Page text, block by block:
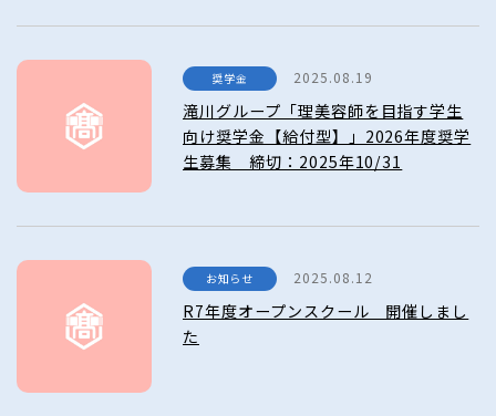
奨学金 2025.08.19
滝川グループ「理美容師を目指す学生
向け奨学金【給付型】」2026年度奨学
生募集 締切：2025年10/31
お知らせ 2025.08.12
R7年度オープンスクール 開催しまし
た